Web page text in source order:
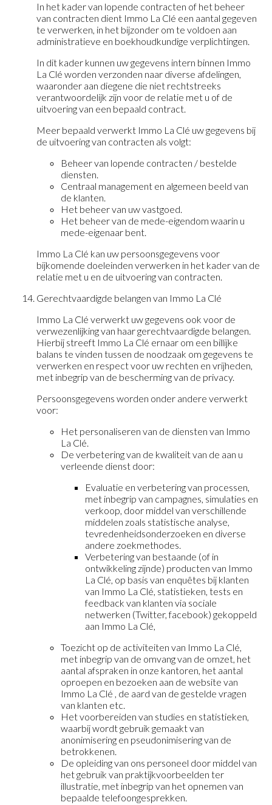
In het kader van lopende contracten of het beheer
van contracten dient Immo La Clé een aantal gegeven
te verwerken, in het bijzonder om te voldoen aan
administratieve en boekhoudkundige verplichtingen.
In dit kader kunnen uw gegevens intern binnen Immo
La Clé worden verzonden naar diverse afdelingen,
waaronder aan diegene die niet rechtstreeks
verantwoordelijk zijn voor de relatie met u of de
uitvoering van een bepaald contract.
Meer bepaald verwerkt Immo La Clé uw gegevens bij
de uitvoering van contracten als volgt:
Beheer van lopende contracten / bestelde
diensten.
Centraal management en algemeen beeld van
de klanten.
Het beheer van uw vastgoed.
Het beheer van de mede-eigendom waarin u
mede-eigenaar bent.
Immo La Clé kan uw persoonsgegevens voor
bijkomende doeleinden verwerken in het kader van de
relatie met u en de uitvoering van contracten.
Gerechtvaardigde belangen van Immo La Clé
Immo La Clé verwerkt uw gegevens ook voor de
verwezenlijking van haar gerechtvaardigde belangen.
Hierbij streeft Immo La Clé ernaar om een billijke
balans te vinden tussen de noodzaak om gegevens te
verwerken en respect voor uw rechten en vrijheden,
met inbegrip van de bescherming van de privacy.
Persoonsgegevens worden onder andere verwerkt
voor:
Het personaliseren van de diensten van Immo
La Clé.
De verbetering van de kwaliteit van de aan u
verleende dienst door:
Evaluatie en verbetering van processen,
met inbegrip van campagnes, simulaties en
verkoop, door middel van verschillende
middelen zoals statistische analyse,
tevredenheidsonderzoeken en diverse
andere zoekmethodes.
Verbetering van bestaande (of in
ontwikkeling zijnde) producten van Immo
La Clé, op basis van enquêtes bij klanten
van Immo La Clé, statistieken, tests en
feedback van klanten via sociale
netwerken (Twitter, facebook) gekoppeld
aan Immo La Clé,
Toezicht op de activiteiten van Immo La Clé,
met inbegrip van de omvang van de omzet, het
aantal afspraken in onze kantoren, het aantal
oproepen en bezoeken aan de website van
Immo La Clé , de aard van de gestelde vragen
van klanten etc.
Het voorbereiden van studies en statistieken,
waarbij wordt gebruik gemaakt van
anonimisering en pseudonimisering van de
betrokkenen.
De opleiding van ons personeel door middel van
het gebruik van praktijkvoorbeelden ter
illustratie, met inbegrip van het opnemen van
bepaalde telefoongesprekken.